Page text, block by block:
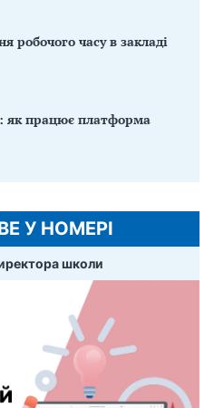
робочого часу в закладі
як працює платформа
У НОМЕРІ
школи